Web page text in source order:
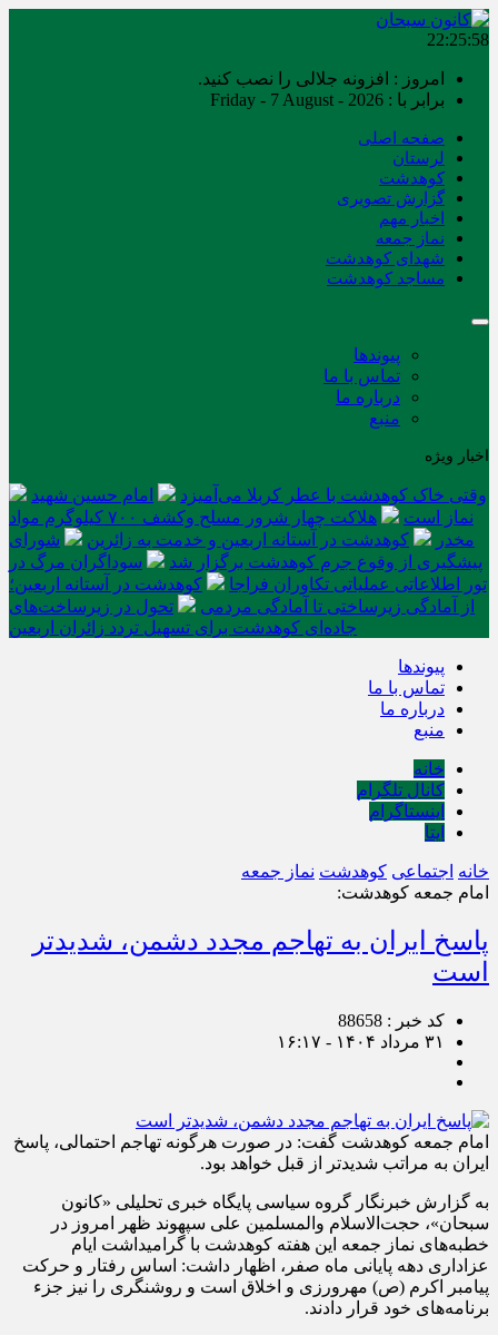
22:25:58
امروز : افزونه جلالی را نصب کنید.
برابر با : Friday - 7 August - 2026
صفحه اصلی
لرستان
کوهدشت
گزارش تصویری
اخبار مهم
نماز جمعه
شهدای کوهدشت
مساجد کوهدشت
پیوندها
تماس با ما
درباره ما
منبع
اخبار ویژه
وقتی خاک کوهدشت با عطر کربلا می‌آمیزد
امام حسین شهید
نماز است
هلاکت چهار شرور مسلح وکشف ۷۰۰ کیلوگرم مواد
مخدر
کوهدشت در آستانه اربعین و خدمت‌ به زائرین
شورای
پیشگیری از وقوع جرم کوهدشت برگزار شد
سوداگران مرگ در
تور اطلاعاتی عملیاتی تکاوران فراجا
کوهدشت در آستانه اربعین؛
از آمادگی زیرساختی تا آمادگی مردمی
تحول در زیرساخت‌های
جاده‌ای کوهدشت برای تسهیل تردد زائران اربعین
پیوندها
تماس با ما
درباره ما
منبع
خانه
کانال تلگرام
اینستاگرام
ایتا
خانه اجتماعی کوهدشت نماز جمعه
امام جمعه کوهدشت:
پاسخ ایران به تهاجم مجدد دشمن، شدیدتر
است
کد خبر : 88658
۳۱ مرداد ۱۴۰۴ - ۱۶:۱۷
امام جمعه کوهدشت گفت: در صورت هرگونه تهاجم احتمالی، پاسخ
ایران به مراتب شدیدتر از قبل خواهد بود.
به گزارش خبرنگار گروه سیاسی پایگاه خبری تحلیلی «کانون
سبحان»، حجت‌الاسلام ‌والمسلمین علی سپهوند ظهر امروز در
خطبه‌های نماز جمعه این هفته کوهدشت با گرامیداشت ایام
عزاداری دهه پایانی ماه صفر، اظهار داشت: اساس رفتار و حرکت
پیامبر اکرم (ص) مهرورزی و اخلاق است و روشنگری را نیز جزء
برنامه‌های خود قرار دادند.